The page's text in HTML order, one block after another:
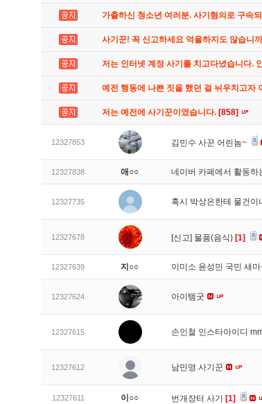
가출하신 청소년 여러분. 사기혐의로 구속
사기꾼! 꼭 신고하세요 억울하지도 않습니
저는 인터넷 계정 사기를 치고다녔습니다.
예전 행동에 나쁜 짓을 했던 걸 뉘우치고자
저는 예전에 사기꾼이였습니다. [858]
12327853 김민수 사꾼 어린놈~
12327838 애○○ 네이버 카페에서 활동하
12327735 혹시 박상은한테 물건이
12327678 [신고] 물품(음식) [1]
12327639 지○○ 이미소 윤성민 국민 새마
12327624 아이템굿
12327615 손인철 인스타아이디
12327612 남민영 사기꾼
12327611 이○○ 번개장터 사기 [1]